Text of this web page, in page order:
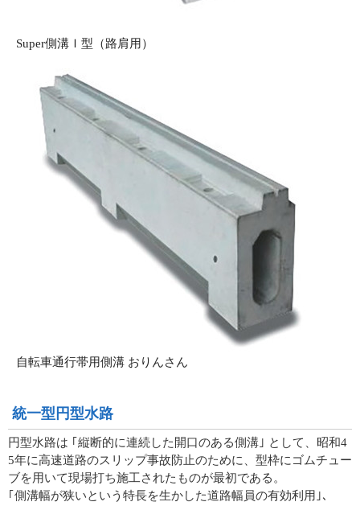
Super側溝Ｉ型（路肩用）
自転車通行帯用側溝 おりんさん
統一型円型水路
円型水路は ｢縦断的に連続した開口のある側溝｣ として、昭和4
5年に高速道路のスリップ事故防止のために、型枠にゴムチュー
ブを用いて現場打ち施工されたものが最初である。
｢側溝幅が狭いという特長を生かした道路幅員の有効利用｣、